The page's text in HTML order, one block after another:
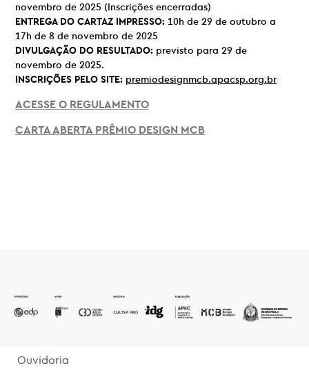
novembro de 2025 (Inscrições encerradas)
ENTREGA DO CARTAZ IMPRESSO: 10h de 29 de outubro a
17h de 8 de novembro de 2025
DIVULGAÇÃO DO RESULTADO: previsto para 29 de
novembro de 2025.
INSCRIÇÕES PELO SITE: premiodesignmcb.apacsp.org.br
ACESSE O REGULAMENTO
CARTA ABERTA PRÊMIO DESIGN MCB
Ouvidoria